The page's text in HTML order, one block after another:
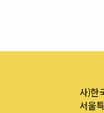
사)한
서울